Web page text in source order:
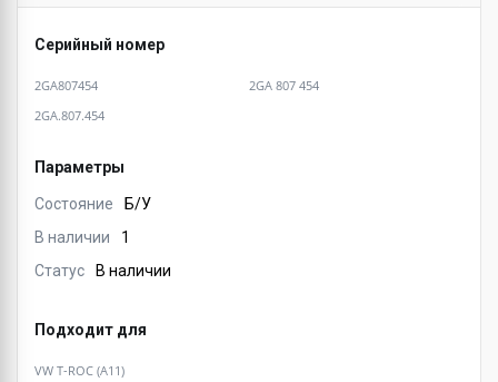
Серийный номер
2GA807454
2GA 807 454
2GA.807.454
Параметры
Состояние
Б/У
В наличии
1
Статус
В наличии
Подходит для
VW T-ROC (A11)